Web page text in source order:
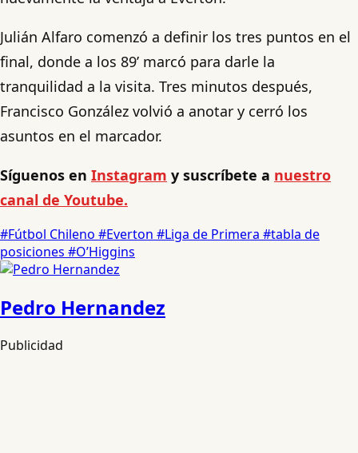
Julián Alfaro comenzó a definir los tres puntos en el
final, donde a los 89’ marcó para darle la
tranquilidad a la visita. Tres minutos después,
Francisco González volvió a anotar y cerró los
asuntos en el marcador.
Síguenos en Instagram y suscríbete a nuestro
canal de Youtube.
#Fútbol Chileno #Everton #Liga de Primera #tabla de
posiciones #O’Higgins
Pedro Hernandez
Publicidad